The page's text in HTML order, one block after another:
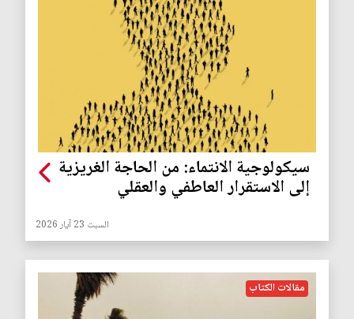
سيكولوجية الانتماء: من الحاجة الغريزية
إلى الاستقرار العاطفي والعقلي
السبت 23 آيار 2026
مقالات الكتاب